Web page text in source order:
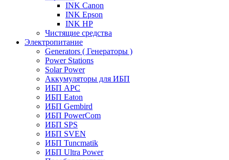
INK Canon
INK Epson
INK HP
Чистящие средства
Электропитание
Generators ( Генераторы )
Power Stations
Solar Power
Аккумуляторы для ИБП
ИБП APC
ИБП Eaton
ИБП Gembird
ИБП PowerCom
ИБП SPS
ИБП SVEN
ИБП Tuncmatik
ИБП Ultra Power